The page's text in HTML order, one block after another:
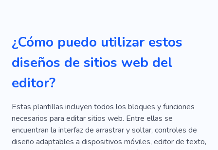
Instrucciones
Discusión
Desconectado
Redacción
Blog
Marketing
Agencia
Ensayo
Estadística
Experiencia
Papel
¿Cómo puedo utilizar estos
diseños de sitios web del
editor?
Estas plantillas incluyen todos los bloques y funciones
necesarios para editar sitios web. Entre ellas se
encuentran la interfaz de arrastrar y soltar, controles de
diseño adaptables a dispositivos móviles, editor de texto,